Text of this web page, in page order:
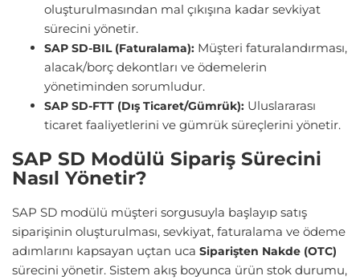
oluşturulmasından mal çıkışına kadar sevkiyat
sürecini yönetir.
SAP SD-BIL (Faturalama): Müşteri faturalandırması,
alacak/borç dekontları ve ödemelerin
yönetiminden sorumludur.
SAP SD-FTT (Dış Ticaret/Gümrük): Uluslararası
ticaret faaliyetlerini ve gümrük süreçlerini yönetir.
SAP SD Modülü Sipariş Sürecini
Nasıl Yönetir?
SAP SD modülü müşteri sorgusuyla başlayıp satış
siparişinin oluşturulması, sevkiyat, faturalama ve ödeme
adımlarını kapsayan uçtan uca Siparişten Nakde (OTC)
sürecini yönetir. Sistem akış boyunca ürün stok durumu,